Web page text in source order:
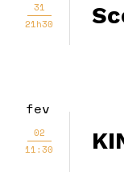
31
21h30
fev
02
11:30